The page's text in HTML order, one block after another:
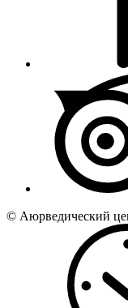
© Аюрведический